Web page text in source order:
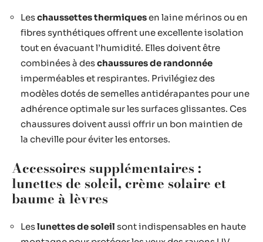
Leschaussettes thermiquesen laine mérinos ou en
fibres synthétiques offrent une excellente isolation
tout en évacuant l’humidité. Elles doivent être
combinées à deschaussures de randonnée
imperméables et respirantes. Privilégiez des
modèles dotés de semelles antidérapantes pour une
adhérence optimale sur les surfaces glissantes. Ces
chaussures doivent aussi offrir un bon maintien de
la cheville pour éviter les entorses.
Accessoires supplémentaires :
lunettes de soleil, crème solaire et
baume à lèvres
Leslunettes de soleil sont indispensables en haute